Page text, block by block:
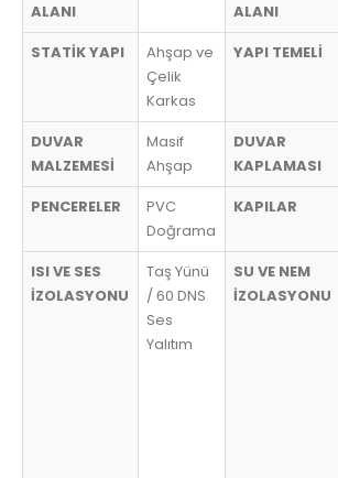
ALANI
ALANI
STATİK YAPI
Ahşap ve
Çelik
Karkas
YAPI TEMELİ
DUVAR
MALZEMESİ
Masif
Ahşap
DUVAR
KAPLAMASI
PENCERELER
PVC
Doğrama
KAPILAR
ISI VE SES
İZOLASYONU
Taş Yünü
/ 60 DNS
Ses
Yalıtım
SU VE NEM
İZOLASYONU